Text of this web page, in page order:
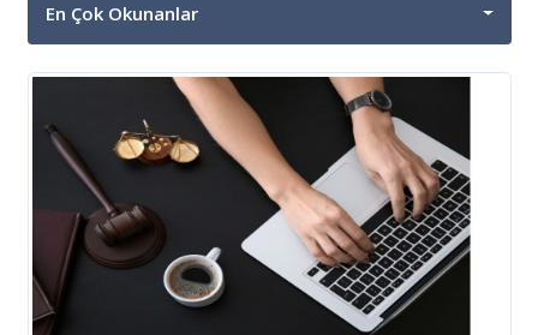
En Çok Okunanlar